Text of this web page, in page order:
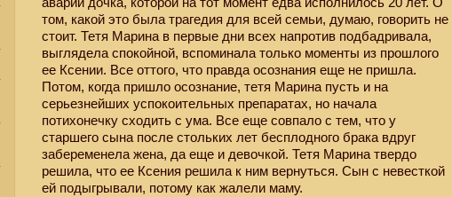
том, какой это была трагедия для всей семьи, думаю, говорить не
стоит. Тетя Марина в первые дни всех напротив подбадривала,
выглядела спокойной, вспоминала только моменты из прошлого
ее Ксении. Все оттого, что правда осознания еще не пришла.
Потом, когда пришло осознание, тетя Марина пусть и на
серьезнейших успокоительных препаратах, но начала
потихонечку сходить с ума. Все еще совпало с тем, что у
старшего сына после стольких лет бесплодного брака вдруг
забеременела жена, да еще и девочкой. Тетя Марина твердо
решила, что ее Ксения решила к ним вернуться. Сын с невесткой
ей подыгрывали, потому как жалели маму.